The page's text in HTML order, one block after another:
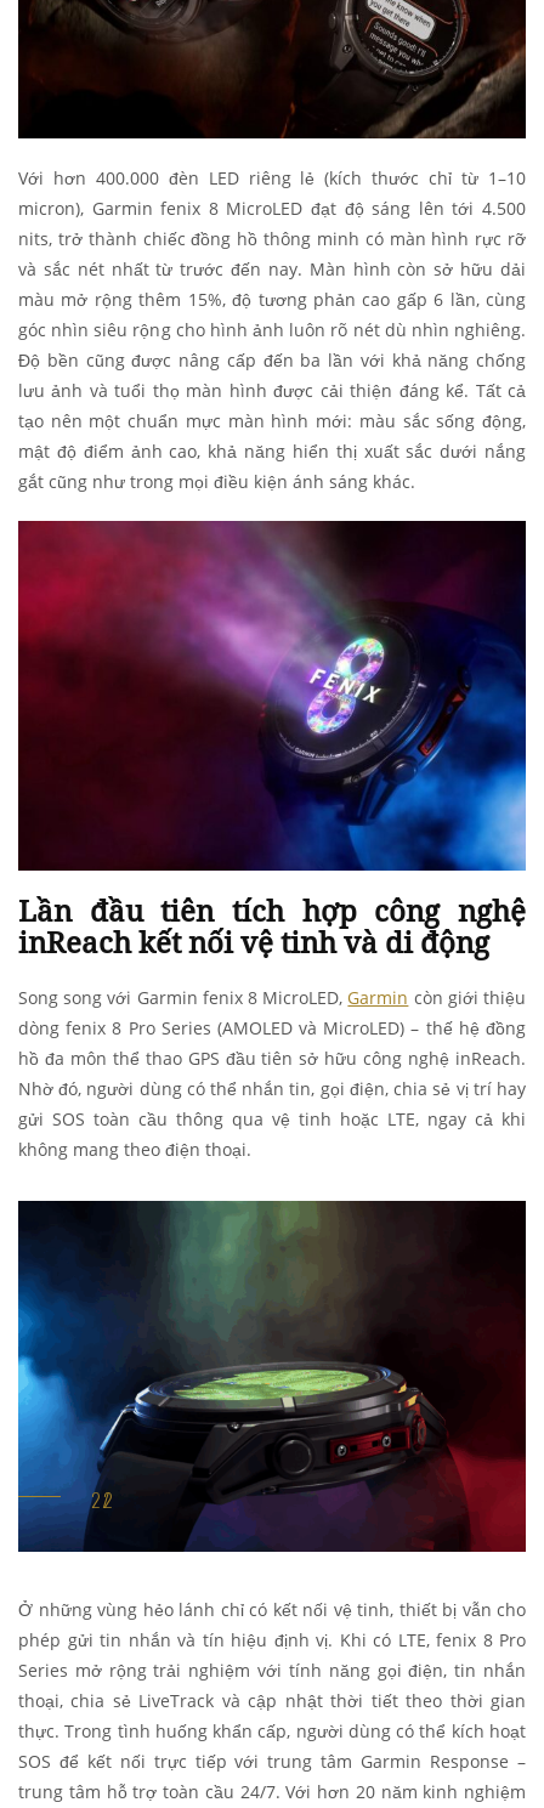
Với hơn 400.000 đèn LED riêng lẻ (kích thước chỉ từ 1–10
micron), Garmin fenix 8 MicroLED đạt độ sáng lên tới 4.500
nits, trở thành chiếc đồng hồ thông minh có màn hình rực rỡ
và sắc nét nhất từ trước đến nay. Màn hình còn sở hữu dải
màu mở rộng thêm 15%, độ tương phản cao gấp 6 lần, cùng
góc nhìn siêu rộng cho hình ảnh luôn rõ nét dù nhìn nghiêng.
Độ bền cũng được nâng cấp đến ba lần với khả năng chống
lưu ảnh và tuổi thọ màn hình được cải thiện đáng kể. Tất cả
tạo nên một chuẩn mực màn hình mới: màu sắc sống động,
mật độ điểm ảnh cao, khả năng hiển thị xuất sắc dưới nắng
gắt cũng như trong mọi điều kiện ánh sáng khác.
Lần đầu tiên tích hợp công nghệ
inReach kết nối vệ tinh và di động
Song song với Garmin fenix 8 MicroLED,Garmin còn giới thiệu
dòng fenix 8 Pro Series (AMOLED và MicroLED) – thế hệ đồng
hồ đa môn thể thao GPS đầu tiên sở hữucông nghệ inReach.
Nhờ đó, người dùng có thể nhắn tin, gọi điện, chia sẻ vị trí hay
gửi SOS toàn cầu thông qua vệ tinh hoặc LTE, ngay cả khi
không mang theo điện thoại.
Ở những vùng hẻo lánh chỉ có kết nối vệ tinh, thiết bị vẫn cho
phép gửi tin nhắn và tín hiệu định vị. Khi có LTE, fenix 8 Pro
Series mở rộng trải nghiệm với tính năng gọi điện, tin nhắn
thoại, chia sẻ LiveTrack và cập nhật thời tiết theo thời gian
thực. Trong tình huống khẩn cấp, người dùng có thể kích hoạt
SOS để kết nối trực tiếp với trung tâm Garmin Response –
trung tâm hỗ trợ toàn cầu 24/7. Với hơn 20 năm kinh nghiệm